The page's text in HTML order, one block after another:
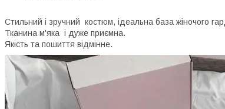
Стильний і зручний костюм, ідеальна база жіночого
Тканина м'яка і дуже приємна.
Якість та пошиття відмінне.